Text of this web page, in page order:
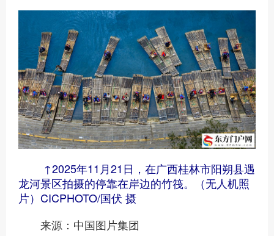
↑2025年11月21日，在广西桂林市阳朔县遇
龙河景区拍摄的停靠在岸边的竹筏。（无人机照
片）CICPHOTO/国伏 摄
来源：中国图片集团